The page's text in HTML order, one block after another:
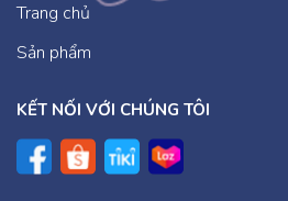
Trang chủ
Sản phẩm
KẾT NỐI VỚI CHÚNG TÔI